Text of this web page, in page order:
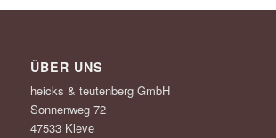
ÜBER UNS
heicks & teutenberg GmbH
Sonnenweg 72
47533 Kleve